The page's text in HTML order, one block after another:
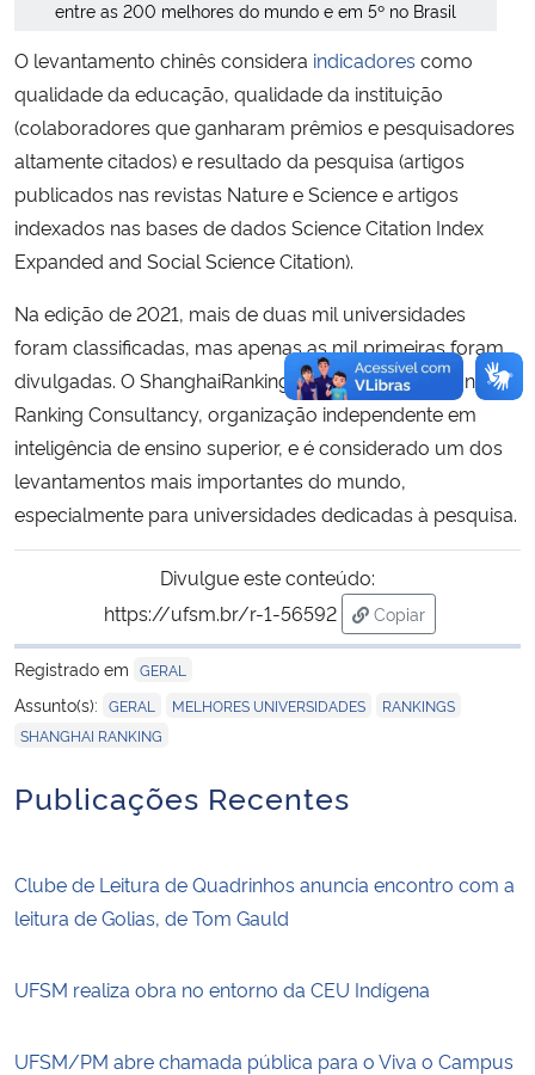
entre as 200 melhores do mundo e em 5º no Brasil
O levantamento chinês considera indicadores como
qualidade da educação, qualidade da instituição
(colaboradores que ganharam prêmios e pesquisadores
altamente citados) e resultado da pesquisa (artigos
publicados nas revistas Nature e Science e artigos
indexados nas bases de dados Science Citation Index
Expanded and Social Science Citation).
Na edição de 2021, mais de duas mil universidades
foram classificadas, mas apenas as mil primeiras foram
divulgadas. O ShanghaiRanking é mantido pela Shanghai
Ranking Consultancy, organização independente em
inteligência de ensino superior, e é considerado um dos
levantamentos mais importantes do mundo,
especialmente para universidades dedicadas à pesquisa.
Divulgue este conteúdo:
https://ufsm.br/r-1-56592
Copiar
para área de
Registrado em GERAL
Assunto(s): GERAL MELHORES UNIVERSIDADES RANKINGS
SHANGHAI RANKING
Publicações Recentes
Clube de Leitura de Quadrinhos anuncia encontro com a
leitura de Golias, de Tom Gauld
UFSM realiza obra no entorno da CEU Indígena
UFSM/PM abre chamada pública para o Viva o Campus